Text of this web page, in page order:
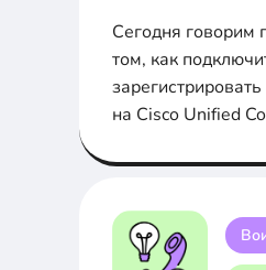
Сегодня говорим
том, как
на Cisco Unified
статье...